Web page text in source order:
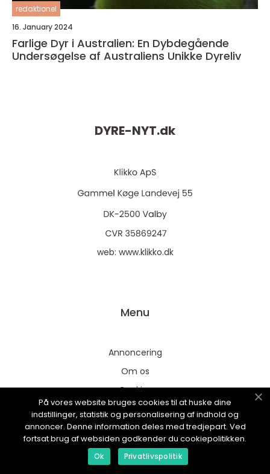
redaktionel
16. January 2024
Farlige Dyr i Australien: En Dybdegående
Undersøgelse af Australiens Unikke Dyreliv
DYRE-NYT.dk
web: www.klikko.dk
Menu
Annoncering
Om os
Cookies
Kontakt os
Sitemap
På vores website bruges cookies til at huske dine
indstillinger, statistik og personalisering af indhold og
annoncer. Denne information deles med tredjepart. Ved
fortsat brug af websiden godkender du cookiepolitikken.
Ok Privatlivspolitik